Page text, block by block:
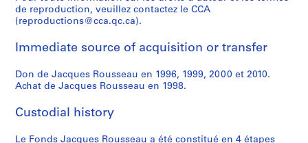
a
n
g
o
s
i
t
i
o
c
o
t
9
8
7
9
3
-
9
9
AP066.S3.D12
o
j
c
t
:
u
o
o
j
c
t
:
n
t
o
j
c
t
:
x
o
o
j
c
t
:
x
o
o
j
c
t
:
x
o
o
j
c
t
:
a
e
o
j
c
t
:
x
o
r
i
s
D
c
m
de reproduction, veuillez contactez le CCA
(reproductions@cca.qc.ca).
Immediate source of acquisition or transfer
Don de Jacques Rousseau en 1996, 1999, 2000 et 2010.
Achat de Jacques Rousseau en 1998.
Custodial history
Le Fonds Jacques Rousseau a été constitué en 4 étapes